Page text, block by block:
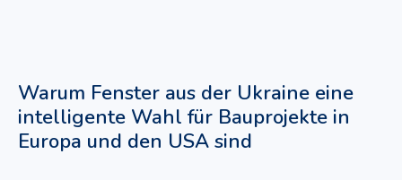
Warum Fenster aus der Ukraine eine
intelligente Wahl für Bauprojekte in
Europa und den USA sind